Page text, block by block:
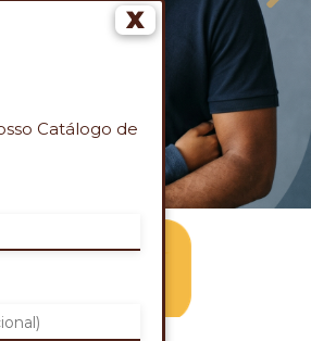
Catálogo de
X